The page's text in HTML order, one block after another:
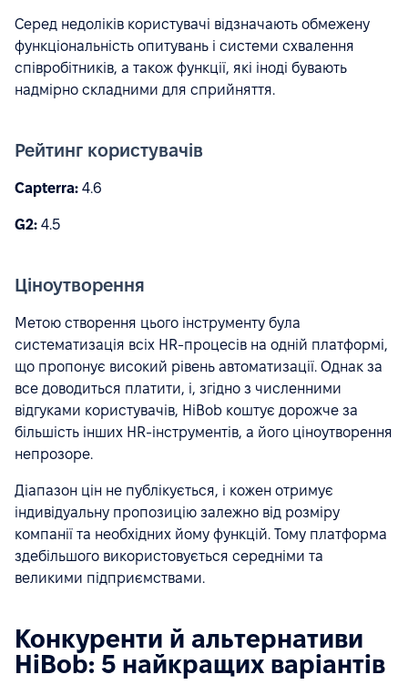
Серед недоліків користувачі відзначають обмежену
функціональність опитувань і системи схвалення
співробітників, а також функції, які іноді бувають
надмірно складними для сприйняття.
Рейтинг користувачів
Capterra: 4.6
G2: 4.5
Ціноутворення
Метою створення цього інструменту була
систематизація всіх HR-процесів на одній платформі,
що пропонує високий рівень автоматизації. Однак за
все доводиться платити, і, згідно з численними
відгуками користувачів, HiBob коштує дорожче за
більшість інших HR-інструментів, а його ціноутворення
непрозоре.
Діапазон цін не публікується, і кожен отримує
індивідуальну пропозицію залежно від розміру
компанії та необхідних йому функцій. Тому платформа
здебільшого використовується середніми та
великими підприємствами.
Конкуренти й альтернативи
HiBob: 5 найкращих варіантів